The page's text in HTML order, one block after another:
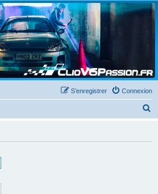
V6
Connexion
S’enregistrer